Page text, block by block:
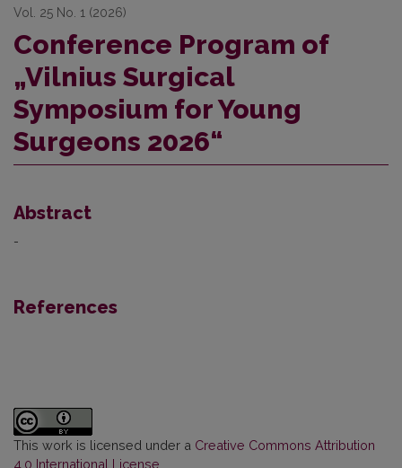
Vol. 25 No. 1 (2026)
Conference Program of
„Vilnius Surgical
Symposium for Young
Surgeons 2026“
Abstract
-
References
This work is licensed under a Creative Commons Attribution
4.0 International License